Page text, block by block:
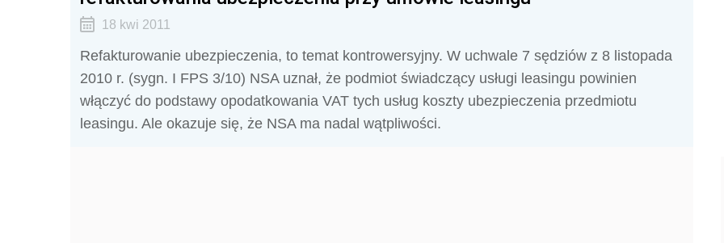
18 kwi 2011
Refakturowanie ubezpieczenia, to temat kontrowersyjny. W uchwale 7 sędziów z 8 listopada
2010 r. (sygn. I FPS 3/10) NSA uznał, że podmiot świadczący usługi leasingu powinien
włączyć do podstawy opodatkowania VAT tych usług koszty ubezpieczenia przedmiotu
leasingu. Ale okazuje się, że NSA ma nadal wątpliwości.